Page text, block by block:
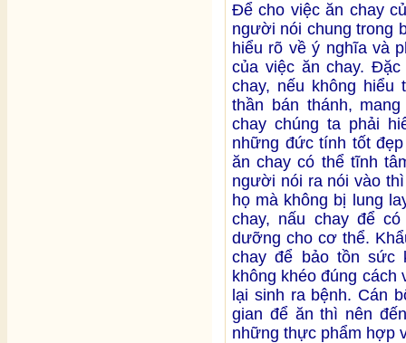
Để cho việc ăn chay
người nói chung trong
hiểu rõ về ý nghĩa và
của việc ăn chay.
chay, nếu không hiểu
thần bán thánh,
chay chúng ta phải
những đức tính tốt
ăn chay có thể tĩnh
người nói ra nói vào
họ mà không bị lung
chay, nấu chay để
dưỡng cho cơ thể.
chay để bảo tồn sức
không khéo đúng
lại sinh ra bệnh. Cán
gian để ăn thì nên
những thực phẩm hợp